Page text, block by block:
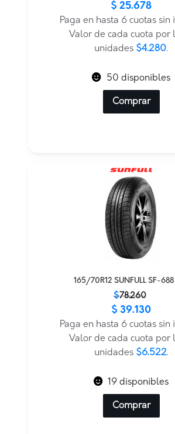
original
actual
$ 25.678
Paga en hasta 6 cuotas sin
Valor de cada cuota por
unidades $4.280.
50 disponibles
Comprar
165/70R12 SUNFULL SF-688
$78.260
original
actual
$ 39.130
Paga en hasta 6 cuotas sin
Valor de cada cuota por
unidades $6.522.
19 disponibles
Comprar